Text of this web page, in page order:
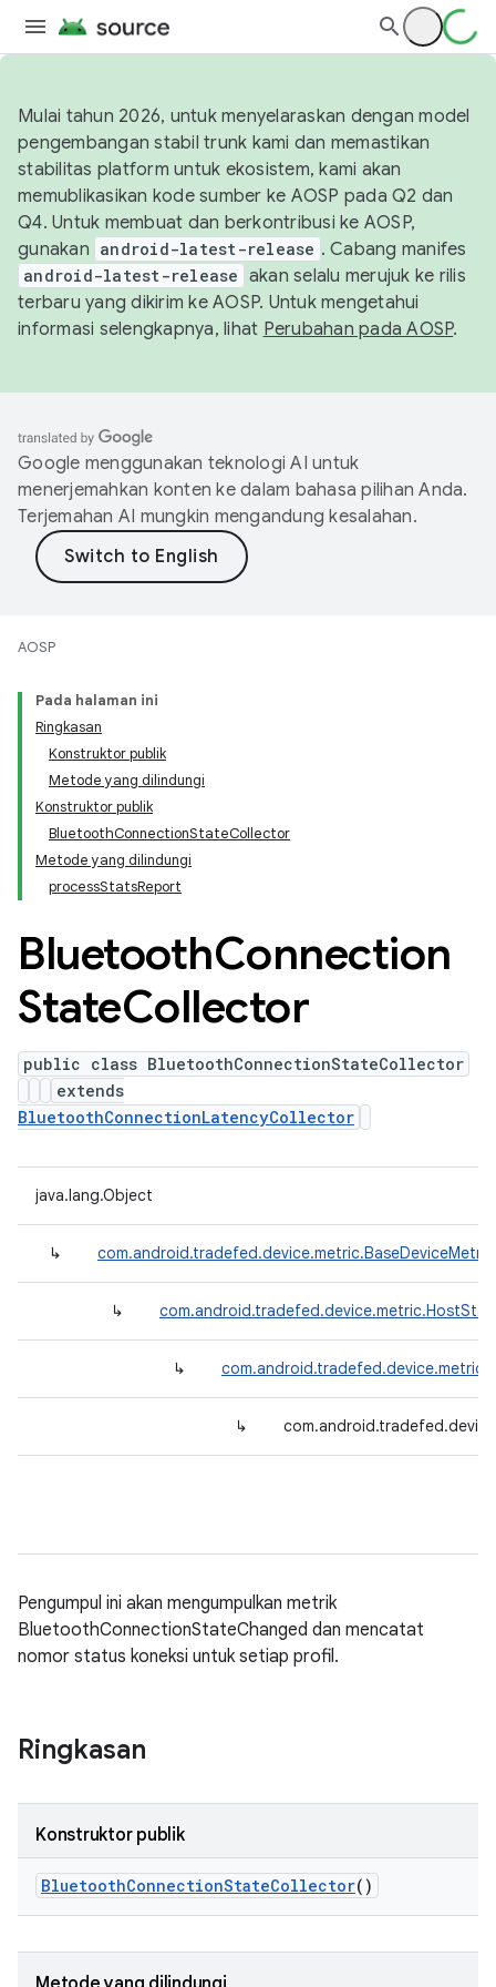
Mulai tahun 2026, untuk menyelaraskan dengan model
pengembangan stabil trunk kami dan memastikan
stabilitas platform untuk ekosistem, kami akan
memublikasikan kode sumber ke AOSP pada Q2 dan
Q4. Untuk membuat dan berkontribusi ke AOSP,
gunakan android-latest-release . Cabang manifes
android-latest-release akan selalu merujuk ke rilis
terbaru yang dikirim ke AOSP. Untuk mengetahui
informasi selengkapnya, lihat Perubahan pada AOSP.
Google menggunakan teknologi AI untuk
menerjemahkan konten ke dalam bahasa pilihan Anda.
Terjemahan AI mungkin mengandung kesalahan.
AOSP
Pada halaman ini
Ringkasan
Konstruktor publik
Metode yang dilindungi
Konstruktor publik
BluetoothConnectionStateCollector
Metode yang dilindungi
processStatsReport
BluetoothConnection
StateCollector
public class BluetoothConnectionStateCollector
extends
BluetoothConnectionLatencyCollector
java.lang.Object
↳
↳
↳
↳
Pengumpul ini akan mengumpulkan metrik
BluetoothConnectionStateChanged dan mencatat
nomor status koneksi untuk setiap profil.
Ringkasan
Konstruktor publik
BluetoothConnectionStateCollector()